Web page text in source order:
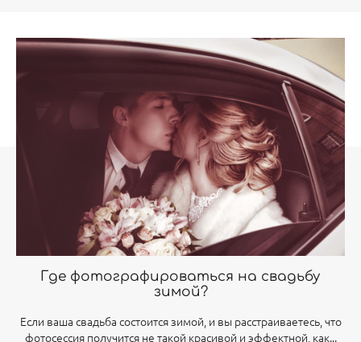
Где фотографироваться на свадьбу
зимой?
Если ваша свадьба состоится зимой, и вы расстраиваетесь, что
фотосессия получится не такой красивой и эффектной, как...